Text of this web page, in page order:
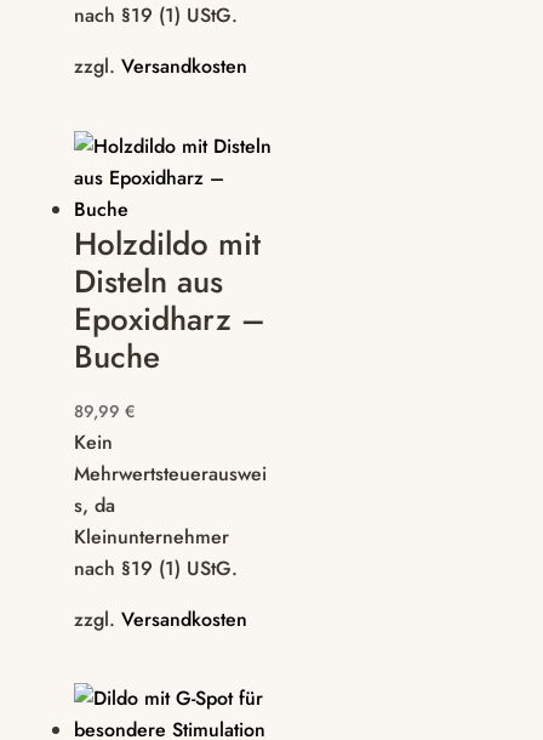
nach §19 (1) UStG.
zzgl. Versandkosten
Holzdildo mit
Disteln aus
Epoxidharz –
Buche
89,99 €
Kein
Mehrwertsteuerauswei
s, da
Kleinunternehmer
nach §19 (1) UStG.
zzgl. Versandkosten